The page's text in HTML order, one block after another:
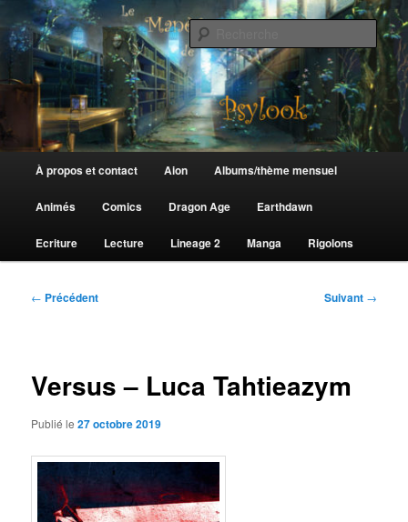
au
contenu
principalLe Manège de Psylook
principal
À propos et contact Aion Albums/thème mensuel
Animés Comics Dragon Age Earthdawn
Ecriture Lecture Lineage 2 Manga Rigolons
Navigation
← Précédent Suivant →
Versus – Luca Tahtieazym
Publié le27 octobre 2019